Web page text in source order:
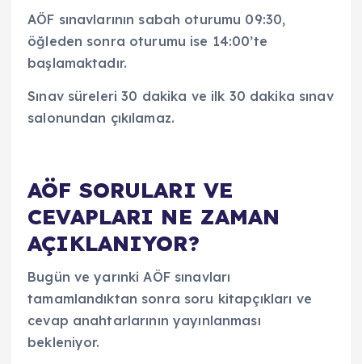
AÖF sınavlarının sabah oturumu 09:30,
öğleden sonra oturumu ise 14:00’te
başlamaktadır.
Sınav süreleri 30 dakika ve ilk 30 dakika sınav
salonundan çıkılamaz.
AÖF SORULARI VE
CEVAPLARI NE ZAMAN
AÇIKLANIYOR?
Bugün ve yarınki AÖF sınavları
tamamlandıktan sonra soru kitapçıkları ve
cevap anahtarlarının yayınlanması
bekleniyor.